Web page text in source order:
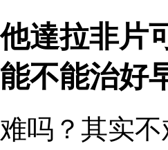
他達拉非片
能不能治好
难吗？其实